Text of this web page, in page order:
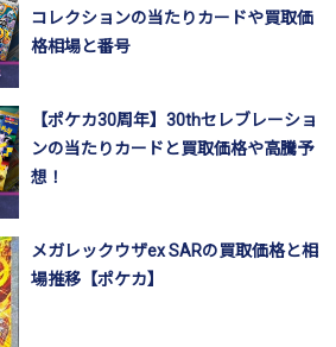
コレクションの当たりカードや買取価
格相場と番号
【ポケカ30周年】30thセレブレーショ
ンの当たりカードと買取価格や高騰予
想！
メガレックウザex SARの買取価格と相
場推移【ポケカ】